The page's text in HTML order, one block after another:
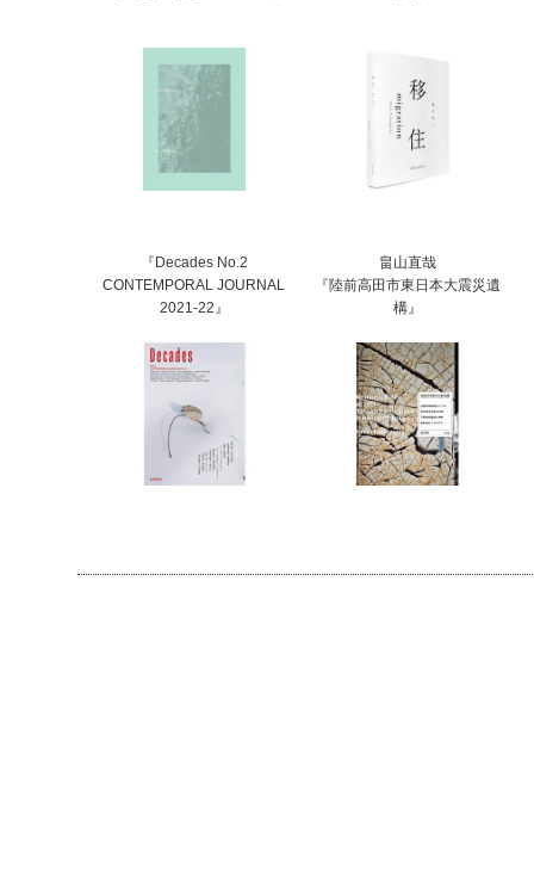
『Decades No.2
CONTEMPORAL JOURNAL
2021-22』
畠山直哉
『陸前高田市東日本大震災遺
構』